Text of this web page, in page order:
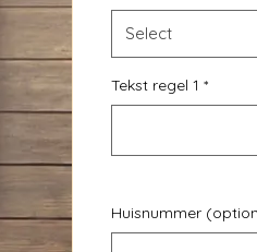
Select
Tekst regel 1 *
Huisnummer